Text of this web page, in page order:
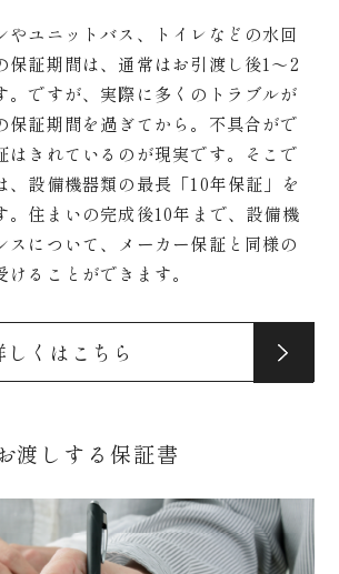
やユニットバス、トイレなどの水回
保証期間は、通常はお引渡し後1～2
。ですが、実際に多くのトラブルが
保証期間を過ぎてから。不具合がで
はきれているのが現実です。そこで
、設備機器類の最長「10年保証」を
。住まいの完成後10年まで、設備機
スについて、メーカー保証と同様の
ることができます。
しくはこちら
渡しする保証書